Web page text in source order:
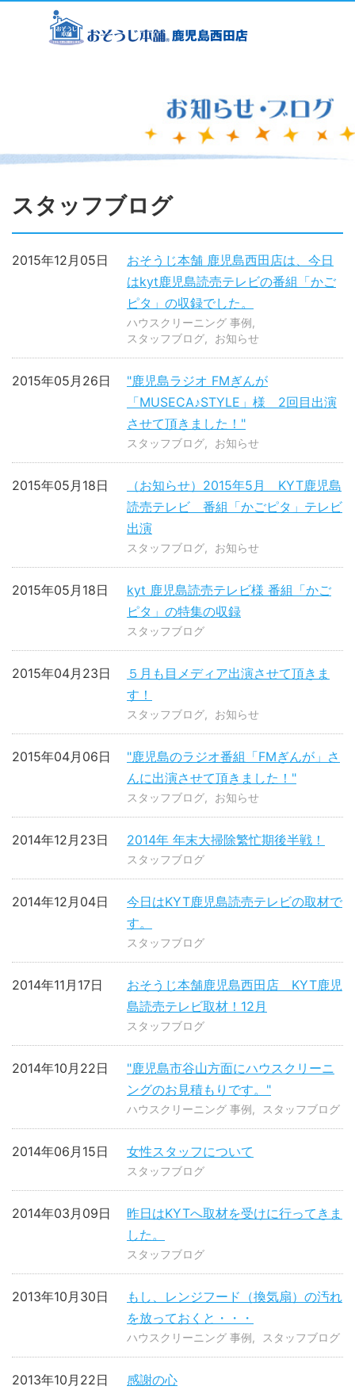
スタッフブログ
おそうじ本舗 鹿児島西田店は、今日
はkyt鹿児島読売テレビの番組「かご
ピタ」の収録でした。
2015年12月05日
ハウスクリーニング 事例
スタッフブログ
お知らせ
"鹿児島ラジオ FMぎんが
「MUSECA♪STYLE」様 2回目出演
させて頂きました！"
2015年05月26日
スタッフブログ お知らせ
（お知らせ）2015年5月 KYT鹿児島
読売テレビ 番組「かごピタ」テレビ
出演
2015年05月18日
スタッフブログ お知らせ
kyt 鹿児島読売テレビ様 番組「かご
ピタ」の特集の収録
2015年05月18日
スタッフブログ
５月も目メディア出演させて頂きま
す！
2015年04月23日
スタッフブログ お知らせ
"鹿児島のラジオ番組「FMぎんが」さ
んに出演させて頂きました！"
2015年04月06日
スタッフブログ お知らせ
2014年 年末大掃除繁忙期後半戦！
2014年12月23日
スタッフブログ
今日はKYT鹿児島読売テレビの取材で
す。
2014年12月04日
スタッフブログ
おそうじ本舗鹿児島西田店 KYT鹿児
島読売テレビ取材！12月
2014年11月17日
スタッフブログ
"鹿児島市谷山方面にハウスクリーニ
ングのお見積もりです。"
2014年10月22日
ハウスクリーニング 事例 スタッフブログ
女性スタッフについて
2014年06月15日
スタッフブログ
昨日はKYTへ取材を受けに行ってきま
した。
2014年03月09日
スタッフブログ
もし、レンジフード（換気扇）の汚れ
を放っておくと・・・
2013年10月30日
ハウスクリーニング 事例 スタッフブログ
感謝の心
2013年10月22日